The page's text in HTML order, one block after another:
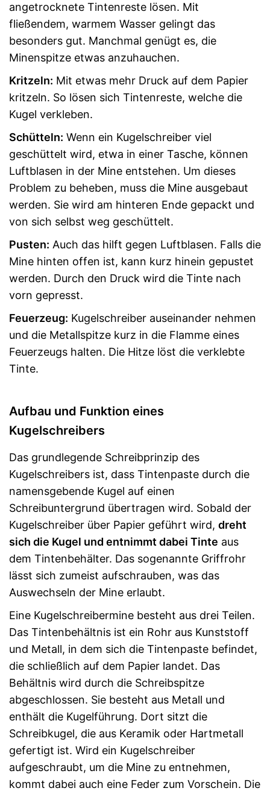
angetrocknete Tintenreste lösen. Mit
fließendem, warmem Wasser gelingt das
besonders gut. Manchmal genügt es, die
Minenspitze etwas anzuhauchen.
Kritzeln: Mit etwas mehr Druck auf dem Papier
kritzeln. So lösen sich Tintenreste, welche die
Kugel verkleben.
Schütteln: Wenn ein Kugelschreiber viel
geschüttelt wird, etwa in einer Tasche, können
Luftblasen in der Mine entstehen. Um dieses
Problem zu beheben, muss die Mine ausgebaut
werden. Sie wird am hinteren Ende gepackt und
von sich selbst weg geschüttelt.
Pusten: Auch das hilft gegen Luftblasen. Falls die
Mine hinten offen ist, kann kurz hinein gepustet
werden. Durch den Druck wird die Tinte nach
vorn gepresst.
Feuerzeug: Kugelschreiber auseinander nehmen
und die Metallspitze kurz in die Flamme eines
Feuerzeugs halten. Die Hitze löst die verklebte
Tinte.
Aufbau und Funktion eines
Kugelschreibers
Das grundlegende Schreibprinzip des
Kugelschreibers ist, dass Tintenpaste durch die
namensgebende Kugel auf einen
Schreibuntergrund übertragen wird. Sobald der
Kugelschreiber über Papier geführt wird, dreht
sich die Kugel und entnimmt dabei Tinte aus
dem Tintenbehälter. Das sogenannte Griffrohr
lässt sich zumeist aufschrauben, was das
Auswechseln der Mine erlaubt.
Eine Kugelschreibermine besteht aus drei Teilen.
Das Tintenbehältnis ist ein Rohr aus Kunststoff
und Metall, in dem sich die Tintenpaste befindet,
die schließlich auf dem Papier landet. Das
Behältnis wird durch die Schreibspitze
abgeschlossen. Sie besteht aus Metall und
enthält die Kugelführung. Dort sitzt die
Schreibkugel, die aus Keramik oder Hartmetall
gefertigt ist. Wird ein Kugelschreiber
aufgeschraubt, um die Mine zu entnehmen,
kommt dabei auch eine Feder zum Vorschein. Die